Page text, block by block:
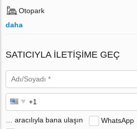
Otopark
daha
SATICIYLA ILETIŞIME GEÇ
… aracılıyla bana ulaşın WhatsApp